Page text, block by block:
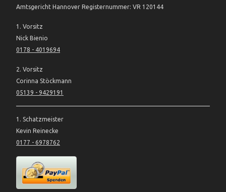
Amtsgericht Hannover Registernummer: VR 120144
1. Vorsitz
Nick Bienio
0178 - 4019694
2. Vorsitz
Corinna Stöckmann
05139 - 9429191
1. Schatzmeister
Kevin Reinecke
0177 - 6978762